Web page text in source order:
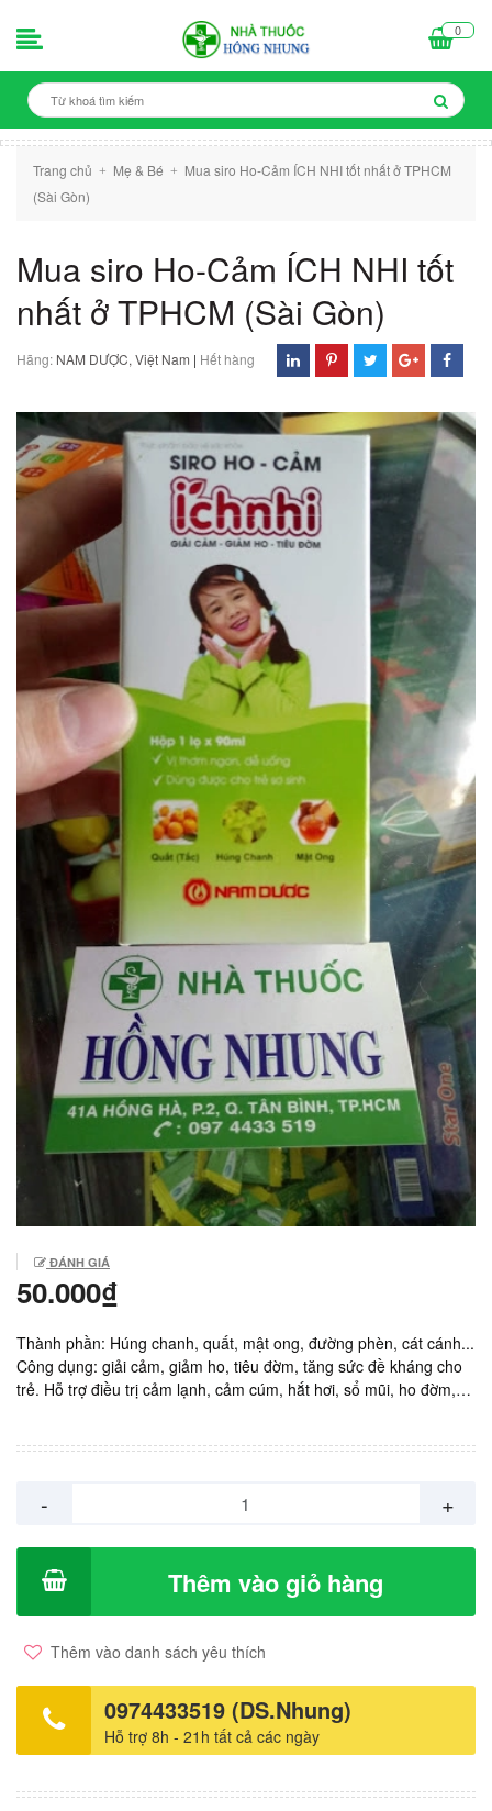
0
Trang chủ + Mẹ & Bé +
Mua siro Ho-Cảm ÍCH NHI tốt nhất ở TPHCM
(Sài Gòn)
Mua siro Ho-Cảm ÍCH NHI tốt
nhất ở TPHCM (Sài Gòn)
Hãng: NAM DƯỢC, Việt Nam | Hết hàng
ĐÁNH GIÁ
50.000₫
Thành phần: Húng chanh, quất, mật ong, đường phèn, cát cánh...
Công dụng: giải cảm, giảm ho, tiêu đờm, tăng sức đề kháng cho
trẻ. Hỗ trợ điều trị cảm lạnh, cảm cúm, hắt hơi, sổ mũi, ho đờm,
- +
Thêm vào giỏ hàng
Thêm vào danh sách yêu thích
0974433519 (DS.Nhung)
Hỗ trợ 8h - 21h tất cả các ngày